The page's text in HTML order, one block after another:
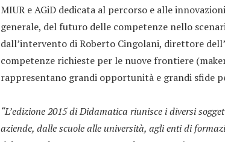
MIUR e AGiD dedicata al percorso e alle
generale, del futuro delle competenze nello
dall’intervento di Roberto Cingolani, direttore
competenze richieste per le nuove frontiere
rappresentano grandi opportunità e grandi sfide
“L’edizione 2015 di Didamatica riunisce i diversi
aziende, dalle scuole alle università, agli enti di